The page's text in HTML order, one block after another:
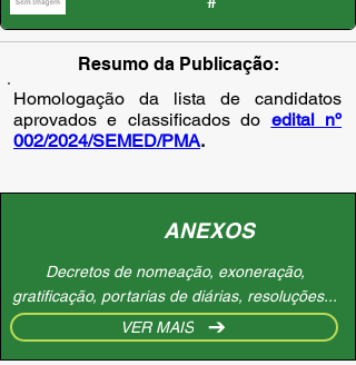
Resumo da Publicação:
Homologação da lista de candidatos
aprovados e classificados do edital nº
002/2024/SEMED/PMA.
ANEXOS
Decretos de nomeação, exoneração,
gratificação, portarias de diárias, resoluções...
VER MAIS